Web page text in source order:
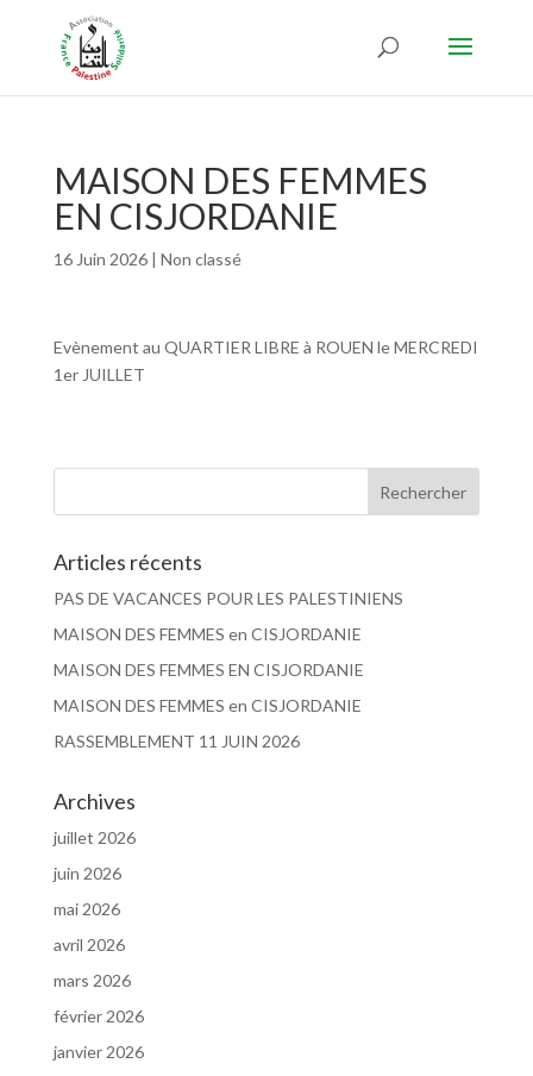
MAISON DES FEMMES
EN CISJORDANIE
16 Juin 2026| Non classé
Evènement au QUARTIER LIBRE à ROUEN le MERCREDI
1er JUILLET
Articles récents
PAS DE VACANCES POUR LES PALESTINIENS
MAISON DES FEMMES en CISJORDANIE
MAISON DES FEMMES EN CISJORDANIE
MAISON DES FEMMES en CISJORDANIE
RASSEMBLEMENT 11 JUIN 2026
Archives
juillet 2026
juin 2026
mai 2026
avril 2026
mars 2026
février 2026
janvier 2026